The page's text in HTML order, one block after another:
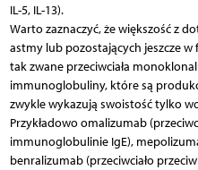
IL-5, IL-13).
Warto zaznaczyć, że większość z
astmy lub pozostających jeszcze
tak zwane przeciwciała
immunoglobuliny, które są
zwykle wykazują swoistość tylko
Przykładowo omalizumab
immunoglobulinie IgE),
benralizumab (przeciwciało